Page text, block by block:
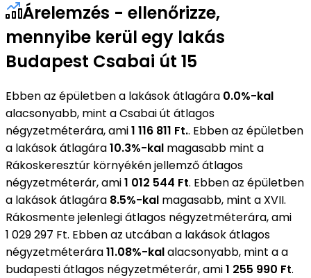
Árelemzés - ellenőrizze,
mennyibe kerül egy lakás
Budapest Csabai út 15
Ebben az épületben a lakások átlagára 0.0%-kal
alacsonyabb, mint a Csabai út átlagos
négyzetméterára, ami1 116 811 Ft.. Ebben az épületben
a lakások átlagára10.3%-kal magasabb mint a
Rákoskeresztúr környékén jellemző átlagos
négyzetméterár, ami1 012 544 Ft. Ebben az épületben
a lakások átlagára 8.5%-kal magasabb, mint a XVII.
Rákosmente jelenlegi átlagos négyzetméterára, ami
1 029 297 Ft. Ebben az utcában a lakások átlagos
négyzetméterára11.08%-kalalacsonyabb, mint a a
budapesti átlagos négyzetméterár, ami1 255 990 Ft.